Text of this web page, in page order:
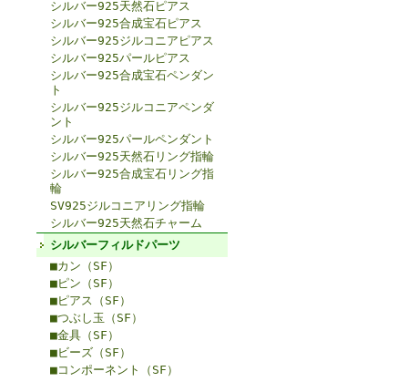
シルバー925天然石ピアス
シルバー925合成宝石ピアス
シルバー925ジルコニアピアス
シルバー925パールピアス
シルバー925合成宝石ペンダン
ト
シルバー925ジルコニアペンダ
ント
シルバー925パールペンダント
シルバー925天然石リング指輪
シルバー925合成宝石リング指
輪
SV925ジルコニアリング指輪
シルバー925天然石チャーム
シルバーフィルドパーツ
■カン（SF）
■ピン（SF）
■ピアス（SF）
■つぶし玉（SF）
■金具（SF）
■ビーズ（SF）
■コンポーネント（SF）